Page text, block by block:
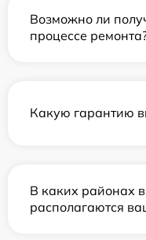
Возможно ли
процессе
Какую гарантию
В каких районах
располагаются